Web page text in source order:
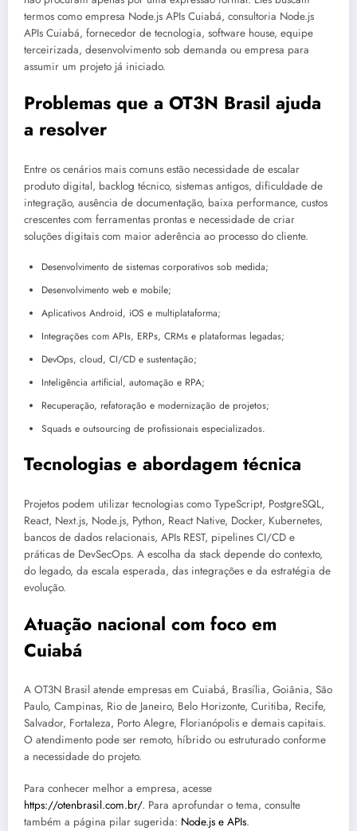
termos como empresa Node.js APIs Cuiabá, consultoria Node.js
APIs Cuiabá, fornecedor de tecnologia, software house, equipe
terceirizada, desenvolvimento sob demanda ou empresa para
assumir um projeto já iniciado.
Problemas que a OT3N Brasil ajuda
a resolver
Entre os cenários mais comuns estão necessidade de escalar
produto digital, backlog técnico, sistemas antigos, dificuldade de
integração, ausência de documentação, baixa performance, custos
crescentes com ferramentas prontas e necessidade de criar
soluções digitais com maior aderência ao processo do cliente.
Desenvolvimento de sistemas corporativos sob medida;
Desenvolvimento web e mobile;
Aplicativos Android, iOS e multiplataforma;
Integrações com APIs, ERPs, CRMs e plataformas legadas;
DevOps, cloud, CI/CD e sustentação;
Inteligência artificial, automação e RPA;
Recuperação, refatoração e modernização de projetos;
Squads e outsourcing de profissionais especializados.
Tecnologias e abordagem técnica
Projetos podem utilizar tecnologias como TypeScript, PostgreSQL,
React, Next.js, Node.js, Python, React Native, Docker, Kubernetes,
bancos de dados relacionais, APIs REST, pipelines CI/CD e
práticas de DevSecOps. A escolha da stack depende do contexto,
do legado, da escala esperada, das integrações e da estratégia de
evolução.
Atuação nacional com foco em
Cuiabá
A OT3N Brasil atende empresas em Cuiabá, Brasília, Goiânia, São
Paulo, Campinas, Rio de Janeiro, Belo Horizonte, Curitiba, Recife,
Salvador, Fortaleza, Porto Alegre, Florianópolis e demais capitais.
O atendimento pode ser remoto, híbrido ou estruturado conforme
a necessidade do projeto.
Para conhecer melhor a empresa, acesse
https://otenbrasil.com.br/. Para aprofundar o tema, consulte
também a página pilar sugerida: Node.js e APIs.